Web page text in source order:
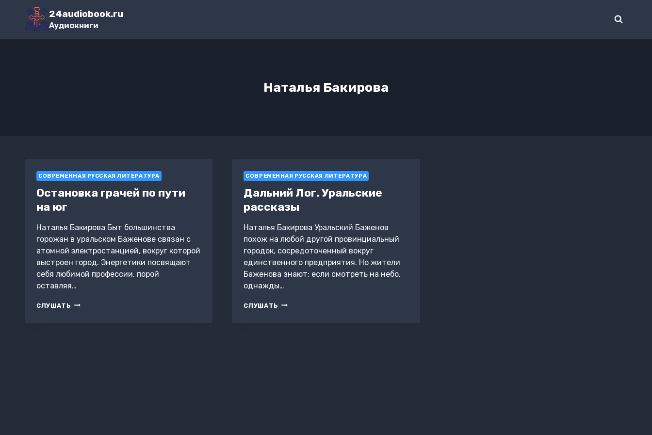
Перейти
содержимому
24audiobook.ru
Аудиокниги
Наталья Бакирова
СОВРЕМЕННАЯ РУССКАЯ ЛИТЕРАТУРА
Остановка грачей по пути
на юг
Наталья Бакирова Быт большинства
горожан в уральском Баженове связан с
атомной электростанцией, вокруг которой
выстроен город. Энергетики посвящают
себя любимой профессии, порой
оставляя…
СЛУШАТЬ ОСТАНОВКА
СОВРЕМЕННАЯ РУССКАЯ ЛИТЕРАТУРА
Дальний Лог. Уральские
рассказы
Наталья Бакирова Уральский Баженов
похож на любой другой провинциальный
городок, сосредоточенный вокруг
единственного предприятия. Но жители
Баженова знают: если смотреть на небо,
однажды…
СЛУШАТЬ ДАЛЬНИЙ